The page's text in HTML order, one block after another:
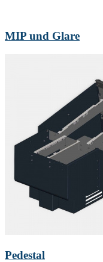
MIP und Glare
Pedestal